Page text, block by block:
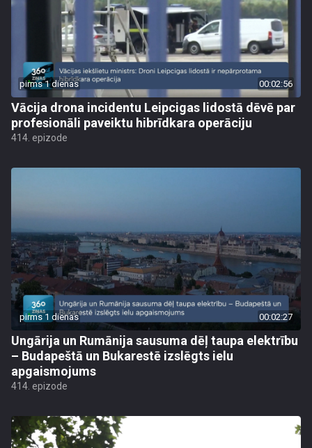
pirms 1 dienas 00:02:56
Vācija drona incidentu Leipcigas lidostā dēvē par
profesionāli paveiktu hibrīdkara operāciju
414. epizode
pirms 1 dienas 00:02:27
Ungārija un Rumānija sausuma dēļ taupa elektrību
– Budapeštā un Bukarestē izslēgts ielu
apgaismojums
414. epizode